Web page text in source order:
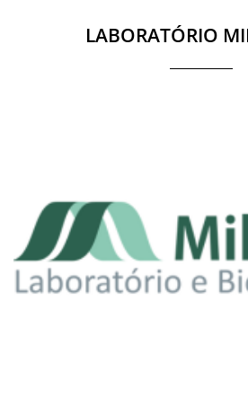
LABORATÓRIO